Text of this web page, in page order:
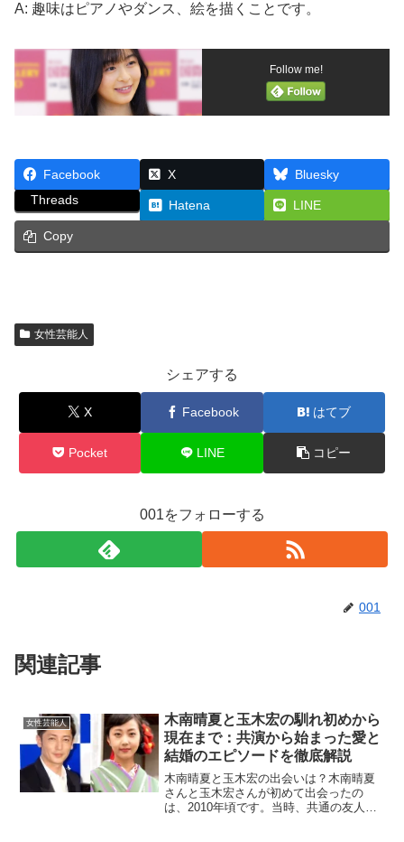
A: 趣味はピアノやダンス、絵を描くことです。
Follow me!
Facebook X
Bluesky
Threads
Hatena LINE
Copy
女性芸能人
シェアする
X Facebook はてブ
Pocket LINE コピー
001をフォローする
001
関連記事
女性芸能人
木南晴夏と玉木宏の馴れ初めから
現在まで：共演から始まった愛と
結婚のエピソードを徹底解説
木南晴夏と玉木宏の出会いは？木南晴夏
さんと玉木宏さんが初めて出会ったの
は、2010年頃です。当時、共通の友人を